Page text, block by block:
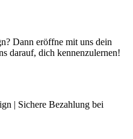
Dann eröffne mit uns dein
darauf, dich kennenzulernen!